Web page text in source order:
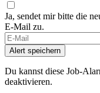
Ja, sendet mir bitte die
E-Mail zu.
Alert speichern
Du kannst diese Job-
deaktivieren.